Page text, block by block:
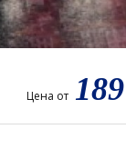
Цена от 189